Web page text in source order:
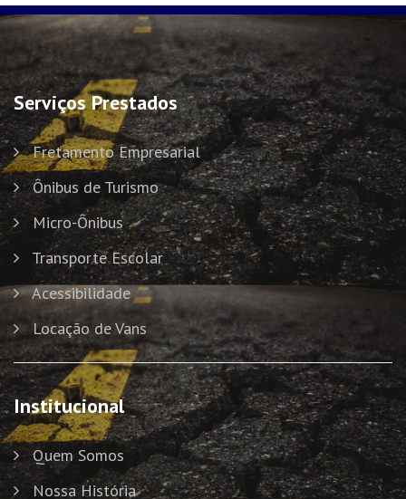
Serviços Prestados
Fretamento Empresarial
Ônibus de Turismo
Micro-Ônibus
Transporte Escolar
Acessibilidade
Locação de Vans
Institucional
Quem Somos
Nossa História